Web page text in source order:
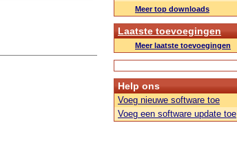
Meer top downloads
Laatste toevoegingen
Meer laatste toevoegingen
Help ons
Voeg nieuwe software toe
Voeg een software update toe